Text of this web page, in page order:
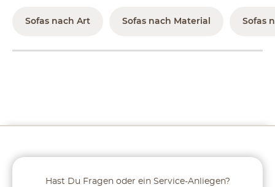
Sofas nach Art Sofas nach Material Sofas
Hast Du Fragen oder ein Service-Anliegen?